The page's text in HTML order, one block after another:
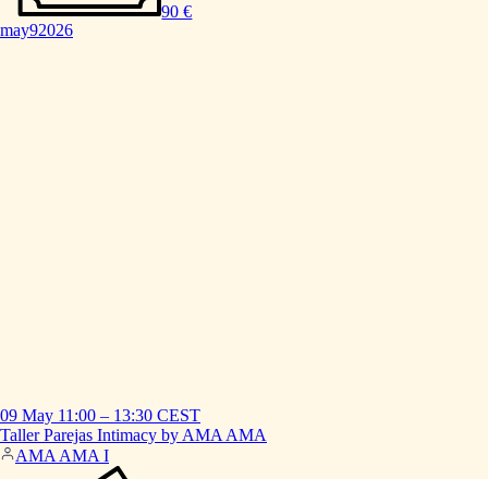
90 €
may92026
09 May 11:00 – 13:30 CEST
Taller Parejas Intimacy by AMA AMA
AMA AMA I